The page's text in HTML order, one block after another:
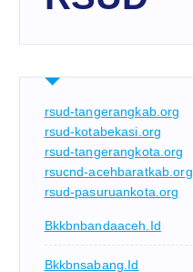
rsud-tangerangkab.org
rsud-kotabekasi.org
rsud-tangerangkota.org
rsucnd-acehbaratkab.org
rsud-pasuruankota.org
Bkkbnbandaaceh.id
Bkkbnsabang.id